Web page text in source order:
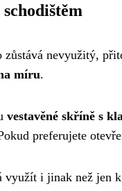
zůstává nevyužitý,
míru.
vestavěné skříně s
preferujete
využít i jinak než jen